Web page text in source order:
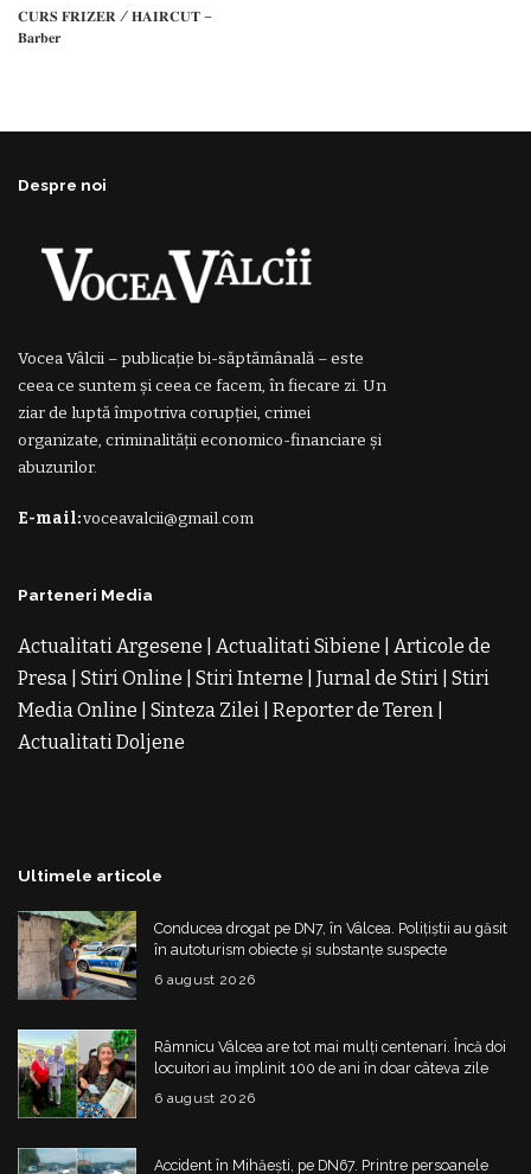
𝐂𝐔𝐑𝐒 𝐅𝐑𝐈𝐙𝐄𝐑 / 𝐇𝐀𝐈𝐑𝐂𝐔𝐓 –
𝐁𝐚𝐫𝐛𝐞𝐫
Despre noi
Vocea Vâlcii – publicație bi-săptămânală – este
ceea ce suntem și ceea ce facem, în fiecare zi. Un
ziar de luptă împotriva corupției, crimei
organizate, criminalității economico-financiare și
abuzurilor.
E-mail:voceavalcii@gmail.com
Parteneri Media
Actualitati Argesene Actualitati Sibiene
Articole de
Presa Stiri Online Stiri Interne Jurnal de Stiri Stiri
Media Online
Sinteza Zilei Reporter de Teren
Actualitati Doljene
Ultimele articole
Conducea drogat pe DN7, în Vâlcea. Polițiștii au găsit
în autoturism obiecte și substanțe suspecte
6 august 2026
Râmnicu Vâlcea are tot mai mulți centenari. Încă doi
locuitori au împlinit 100 de ani în doar câteva zile
6 august 2026
Accident în Mihăești, pe DN67. Printre persoanele